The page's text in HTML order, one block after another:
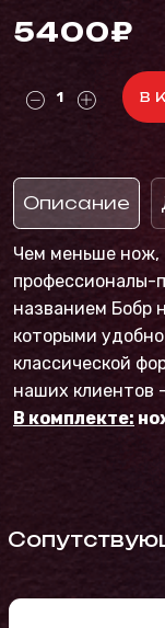
5400₽
В
Описание
Чем меньше нож,
профессионалы-
названием Бобр
которыми
классической
наших клиентов
В комплекте: